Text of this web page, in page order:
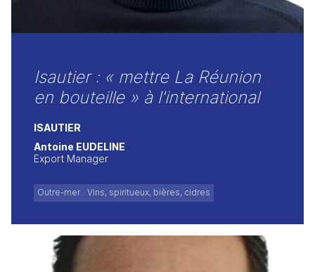
Isautier : « mettre La Réunion
en bouteille » à l'international
ISAUTIER
Antoine EUDELINE
Export Manager
Outre-mer Vins, spiritueux, bières, cidres